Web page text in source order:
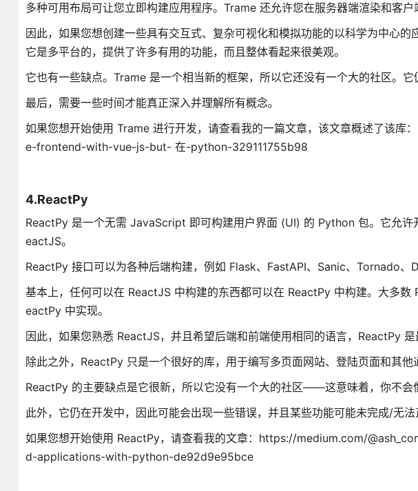
多种可用布局可让您立即构建应用程序。Trame 还允许您在服务器端渲染和客户
因此，如果您想创建一些具有交互式、复杂可视化和模拟功能的以科学为中心的
它是多平台的，提供了许多有用的功能，而且整体看起来很美观。
它也有一些缺点。Trame 是一个相当新的框架，所以它还没有一个大的社区。它
最后，需要一些时间才能真正深入并理解所有概念。
如果您想开始使用 Trame 进行开发，请查看我的一篇文章，该文章概述了该
e-frontend-with-vue-js-but- 在-python-329111755b98
4.ReactPy
ReactPy 是一个无需 JavaScript 即可构建用户界面 (UI) 的 Python 包。它允许
eactJS。
ReactPy 接口可以为各种后端构建，例如 Flask、FastAPI、Sanic、Tornado
基本上，任何可以在 ReactJS 中构建的东西都可以在 ReactPy 中构建。大多
eactPy 中实现。
因此，如果您熟悉 ReactJS，并且希望后端和前端使用相同的语言，ReactPy 是
除此之外，ReactPy 只是一个很好的库，用于编写多页面网站、登陆页面和其他
ReactPy 的主要缺点是它很新，所以它没有一个大的社区——这意味着，你不会
此外，它仍在开发中，因此可能会出现一些错误，并且某些功能可能未完成/无法
如果您想开始使用 ReactPy，请查看我的文章：https://medium.com/
d-applications-with-python-de92d9e95bce